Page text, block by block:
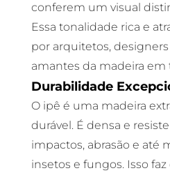
conferem um visual
Essa tonalidade rica e
por arquitetos,
amantes da madeira
Durabilidade
O ipê é uma madeira
durável. É densa e
impactos, abrasão e até
insetos e fungos. Isso